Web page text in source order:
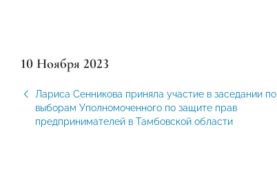
10 Ноября 2023
Лариса Сенникова приняла участие в заседании по
выборам Уполномоченного по защите прав
предпринимателей в Тамбовской области